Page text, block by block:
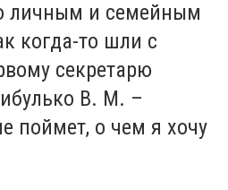
личным и семейным
когда-то шли с
секретарю
В. М. –
поймет, о чем я хочу